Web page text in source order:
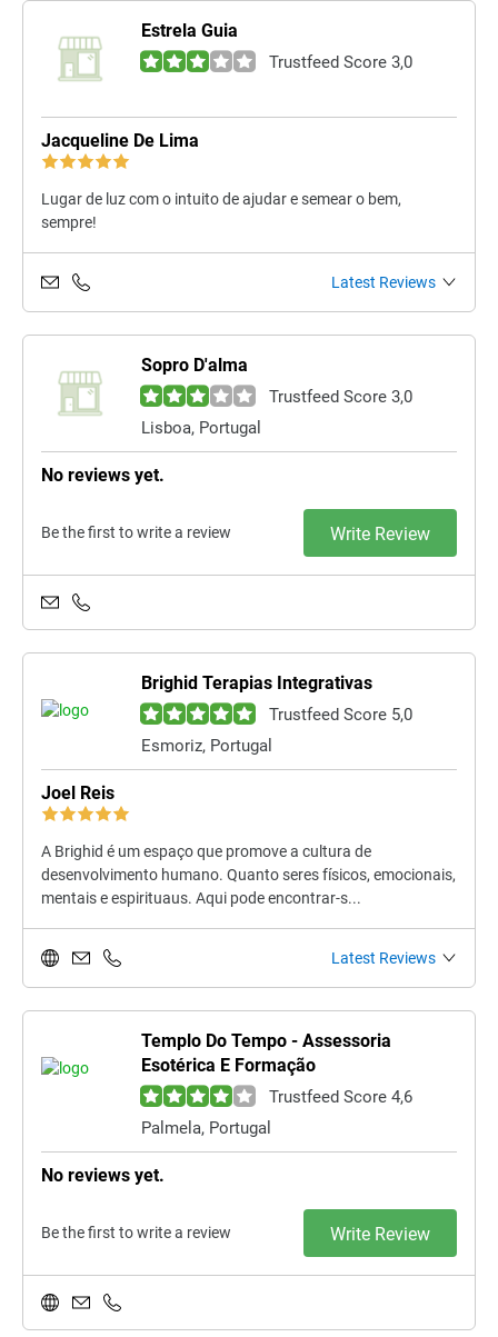
Estrela Guia
Trustfeed Score 3,0
Jacqueline De Lima
Lugar de luz com o intuito de ajudar e semear o bem,
sempre!
Latest Reviews
Sopro D'alma
Trustfeed Score 3,0
Lisboa, Portugal
No reviews yet.
Be the first to write a review Write Review
Brighid Terapias Integrativas
Trustfeed Score 5,0
Esmoriz, Portugal
Joel Reis
A Brighid é um espaço que promove a cultura de
desenvolvimento humano. Quanto seres físicos, emocionais,
mentais e espirituaus. Aqui pode encontrar-s...
Latest Reviews
Templo Do Tempo - Assessoria
Esotérica E Formação
Trustfeed Score 4,6
Palmela, Portugal
No reviews yet.
Be the first to write a review Write Review